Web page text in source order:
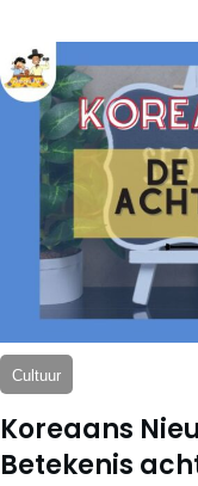
Cultuur
Koreaans
Betekenis